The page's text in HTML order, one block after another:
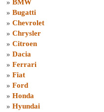
» BMW
» Bugatti
» Chevrolet
» Chrysler
» Citroen
» Dacia
» Ferrari
» Fiat
» Ford
» Honda
» Hyundai